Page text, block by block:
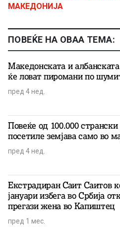
МАКЕДОНИЈА
ПОВЕЌЕ НА ОВАА ТЕМА:
Македонската и
ќе ловат пиромани по
пред 4 нед.
Повеќе од 100.000 странски
посетиле земјава само во
пред 4 нед.
Екстрадиран Саит Саитов
јануари избега во Србија
прегази жена во Капиштец
пред 1 мес.